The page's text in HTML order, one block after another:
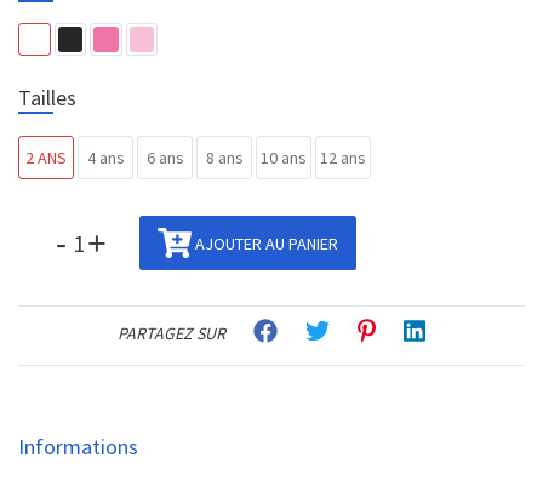
Tailles
2 ANS 4 ans 6 ans 8 ans 10 ans 12 ans
- + AJOUTER AU PANIER
PARTAGEZ SUR
Informations